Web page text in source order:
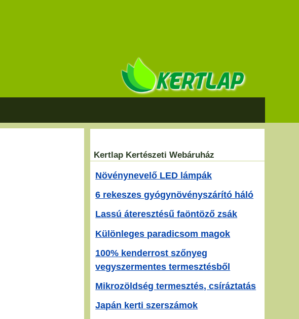
Kertlap Kertészeti Webáruház
Növénynevelő LED lámpák
6 rekeszes gyógynövényszárító háló
Lassú áteresztésű faöntöző zsák
Különleges paradicsom magok
100% kenderrost szőnyeg
vegyszermentes termesztésből
Mikrozöldség termesztés, csíráztatás
Japán kerti szerszámok